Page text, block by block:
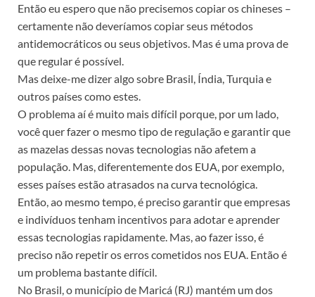
Então eu espero que não precisemos copiar os chineses –
certamente não deveríamos copiar seus métodos
antidemocráticos ou seus objetivos. Mas é uma prova de
que regular é possível.
Mas deixe-me dizer algo sobre Brasil, Índia, Turquia e
outros países como estes.
O problema aí é muito mais difícil porque, por um lado,
você quer fazer o mesmo tipo de regulação e garantir que
as mazelas dessas novas tecnologias não afetem a
população. Mas, diferentemente dos EUA, por exemplo,
esses países estão atrasados na curva tecnológica.
Então, ao mesmo tempo, é preciso garantir que empresas
e indivíduos tenham incentivos para adotar e aprender
essas tecnologias rapidamente. Mas, ao fazer isso, é
preciso não repetir os erros cometidos nos EUA. Então é
um problema bastante difícil.
No Brasil, o município de Maricá (RJ) mantém um dos